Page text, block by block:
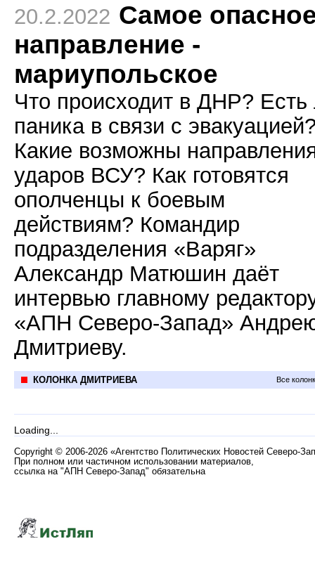
20.2.2022 Самое
направление -
мариупольское
Что происходит в ДНР? Есть
паника в связи с
Какие возможны
ударов ВСУ? Как готовятся
ополченцы к боевым
действиям? Командир
подразделения «Варяг»
Александр Матюшин даёт
интервью главному
«АПН Северо-Запад»
Дмитриеву.
КОЛОНКА ДМИТРИЕВА Все
Loading...
Copyright © 2006-2026 «Агентство Политических Новостей Северо-
При полном или частичном использовании материалов,
ссылка на "АПН Северо-Запад" обязательна